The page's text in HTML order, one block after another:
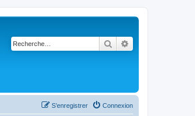
Rechercher
Connexion
S’enregistrer